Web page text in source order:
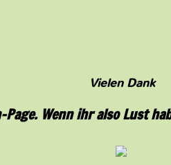
Vielen Dank
Wenn ihr also Lust